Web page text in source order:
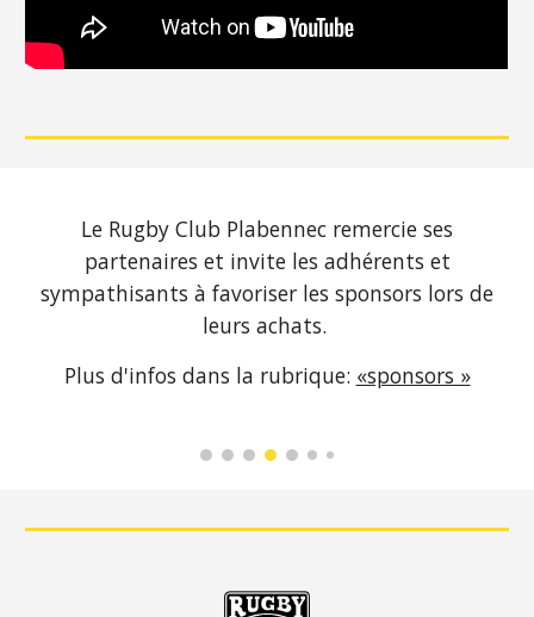
Le Rugby Club Plabennec remercie ses
partenaires et invite les adhérents et
sympathisants à favoriser les sponsors lors de
leurs achats.
Plus d'infos dans la rubrique: «sponsors »